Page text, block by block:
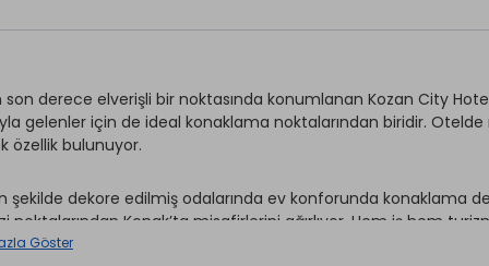
son derece elverişli bir noktasında konumlanan Kozan City
gelenler için de ideal konaklama noktalarından biridir.
özellik bulunuyor.
şekilde dekore edilmiş odalarında ev konforunda konaklama
noktalarından Konak’ta misafirlerini ağırlıyor. Hem iş hem
tesis, İzmir Enternasyonel Fuarı'na yürüme mesafesinde
Göster